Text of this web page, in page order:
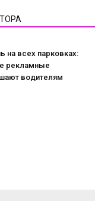
на всех парковках:
рекламные
водителям